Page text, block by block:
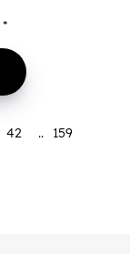
*
42 ..
159